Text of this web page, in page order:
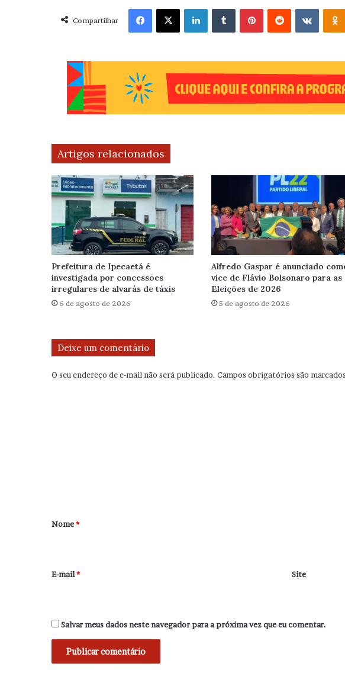
Compartilhar
Facebook X Linkedin VK
Artigos relacionados
Prefeitura de Ipecaetá é
investigada por concessões
irregulares de alvarás de táxis
6 de agosto de 2026
Alfredo Gaspar é anunciado
vice de Flávio Bolsonaro para as
Eleições de 2026
5 de agosto de 2026
Deixe um comentário
O seu endereço de e-mail não será publicado. Campos obrigatórios são
r
*
Nome*
E-mail* Site
Salvar meus dados neste navegador para a próxima vez que eu comentar.